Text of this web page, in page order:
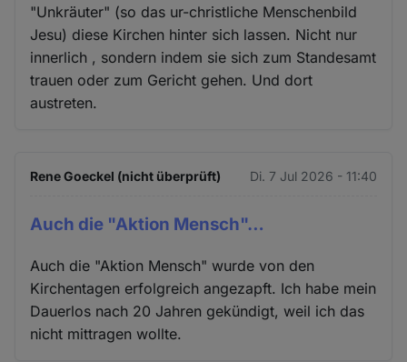
"Unkräuter" (so das ur-christliche Menschenbild
Jesu) diese Kirchen hinter sich lassen. Nicht nur
innerlich , sondern indem sie sich zum Standesamt
trauen oder zum Gericht gehen. Und dort
austreten.
Rene Goeckel (nicht überprüft) Di. 7 Jul 2026 - 11:40
Auch die "Aktion Mensch"…
Auch die "Aktion Mensch" wurde von den
Kirchentagen erfolgreich angezapft. Ich habe mein
Dauerlos nach 20 Jahren gekündigt, weil ich das
nicht mittragen wollte.